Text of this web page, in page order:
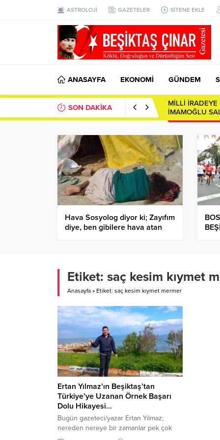
ASTROLOJİ GAZETELER SİTENE EKLE
ANASAYFA EKONOMİ GÜNDEM
SON DAKİKA
MİLLİ
İMAMOĞLU
Hava Sosyolog diyor ki; Zayıfım
diye, ben gibilere hava atan
Etiket: saç kesim kıymet
Anasayfa » Etiket: saç kesim kıymet mermer
Ertan Yılmaz’ın Beşiktaş’tan
Türkiye’ye Uzanan Örnek Başarı
Dolu Hikayesi…
Bugün gazeteci/yazar Ertan Yılmaz;
nereden nereye bir zamanlar pek çok
ünlü mankenlerin sanatçıların saçlarını